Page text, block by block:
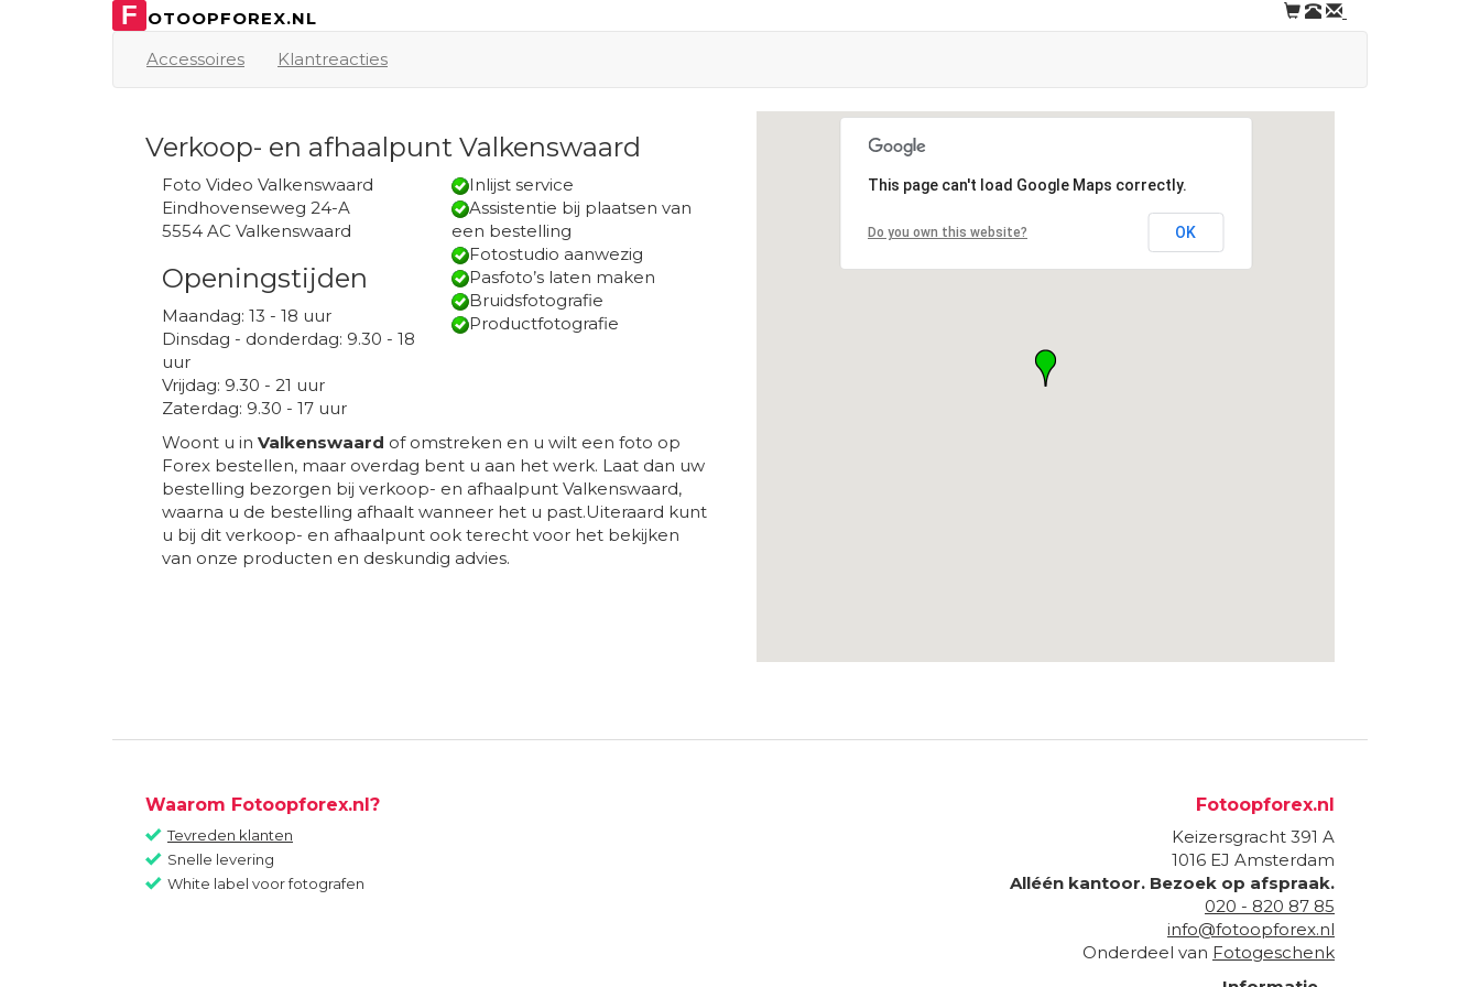
F OTOOPFOREX.NL
Accessoires
Klantreacties
Verkoop- en afhaalpunt Valkenswaard
Foto Video Valkenswaard
Eindhovenseweg 24-A
5554 AC Valkenswaard
Openingstijden
Maandag: 13 - 18 uur
Dinsdag - donderdag: 9.30 - 18
uur
Vrijdag: 9.30 - 21 uur
Zaterdag: 9.30 - 17 uur
Inlijst service
Assistentie bij plaatsen van
een bestelling
Fotostudio aanwezig
Pasfoto’s laten maken
Bruidsfotografie
Productfotografie
Woont u in Valkenswaard of omstreken en u wilt een foto op
Forex bestellen, maar overdag bent u aan het werk. Laat dan uw
bestelling bezorgen bij verkoop- en afhaalpunt Valkenswaard,
waarna u de bestelling afhaalt wanneer het u past.Uiteraard kunt
u bij dit verkoop- en afhaalpunt ook terecht voor het bekijken
van onze producten en deskundig advies.
Loading...
This page can't load Google Maps correctly.
Do you own this website? OK
Waarom Fotoopforex.nl?
Tevreden klanten
Snelle levering
White label voor fotografen
Fotoopforex.nl
Keizersgracht 391 A
1016 EJ Amsterdam
Alléén kantoor. Bezoek op afspraak.
020 - 820 87 85
info@fotoopforex.nl
Onderdeel van Fotogeschenk